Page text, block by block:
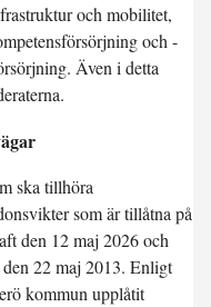
och mobilitet,
och -
Även i detta
ska tillhöra
som är tillåtna på
den 12 maj 2026 och
22 maj 2013. Enligt
kommun upplåtit